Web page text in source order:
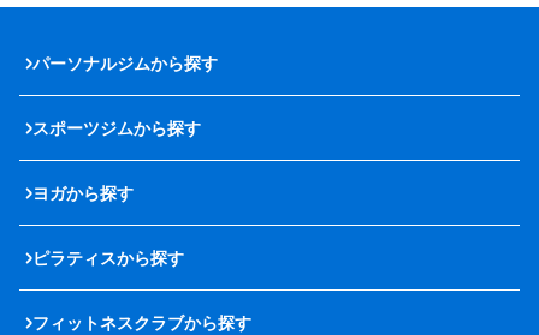
パーソナルジムから探す
スポーツジムから探す
ヨガから探す
ピラティスから探す
フィットネスクラブから探す